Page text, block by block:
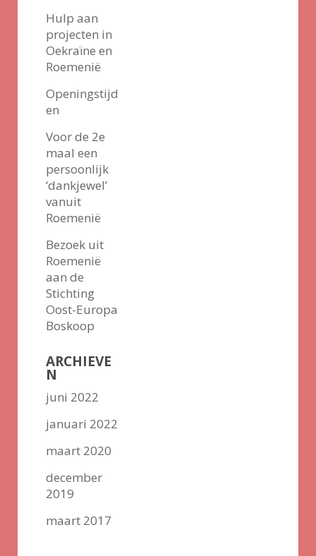
Hulp aan
projecten in
Oekraïne en
Roemenië
Openingstijd
en
Voor de 2e
maal een
persoonlijk
‘dankjewel’
vanuit
Roemenië
Bezoek uit
Roemenië
aan de
Stichting
Oost-Europa
Boskoop
ARCHIEVE
N
juni 2022
januari 2022
maart 2020
december
2019
maart 2017